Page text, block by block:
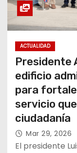
ACTUALIDAD
Presidente
edificio
para
servicio
ciudadanía
Mar 29, 2026
El presidente